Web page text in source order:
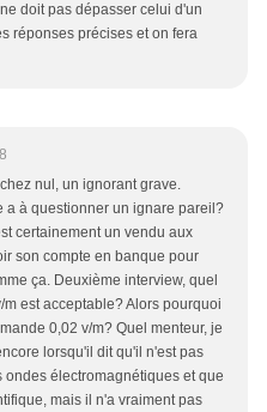
doit pas dépasser celui d'un
réponses précises et on fera
nul, un ignorant grave.
a à questionner un ignare pareil?
certainement un vendu aux
son compte en banque pour
ça. Deuxième interview, quel
est acceptable? Alors pourquoi
0,02 v/m? Quel menteur, je
lorsqu'il dit qu'il n'est pas
électromagnétiques et que
mais il n'a vraiment pas